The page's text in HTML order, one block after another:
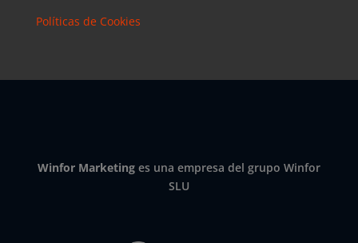
social
invertir en
cómo
Políticas de Cookies
Winfor Marketinges una empresa del grupo Winfor
SLU